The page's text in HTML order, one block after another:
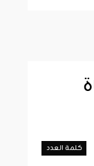
كلمة العدد